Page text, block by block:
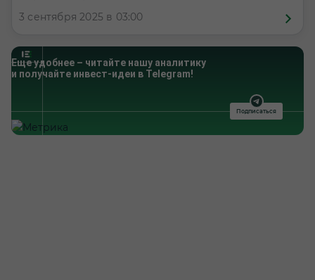
3 сентября 2025 в 03:00
Еще удобнее – читайте нашу аналитику
и получайте инвест-идеи в Telegram!
Подписаться